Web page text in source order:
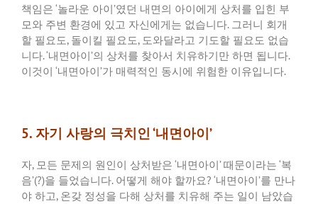
책임은 ‘놀라운 아이’였던 내면의 아이에게 상처를 입힌 부
모와 주변 환경에 있고 자신에게는 없습니다. 그러니 회개
할 필요도, 돌이킬 필요도, 도와달라고 기도할 필요도 없습
니다. ‘내면아이’의 상처를 찾아서 치유하기만 하면 됩니다.
이것이 ‘내면아이’가 매력적인 동시에 위험한 이유입니다.
5. 자기 사랑의 극치인 ‘내면아이’
자, 모든 문제의 원인이 상처받은 ‘내면아이’때문이라는 ‘복
음’(?)을 들었습니다. 어떻게 해야 할까요? ‘내면아이’를 만나
야 하고, 온갖 정성을 다해 상처를 치유해 주는 일이 남았습